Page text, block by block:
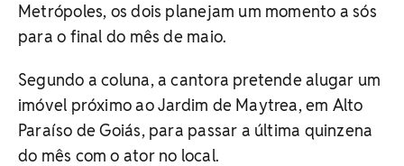
Metrópoles, os dois planejam um momento a sós
para o final do mês de maio.
Segundo a coluna, a cantora pretende alugar um
imóvel próximo ao Jardim de Maytrea, em Alto
Paraíso de Goiás, para passar a última quinzena
do mês com o ator no local.